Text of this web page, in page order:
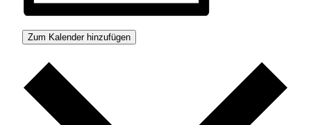
Zum Kalender hinzufügen